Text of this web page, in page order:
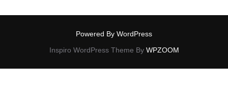
Powered By WordPress
Inspiro WordPress Theme By WPZOOM